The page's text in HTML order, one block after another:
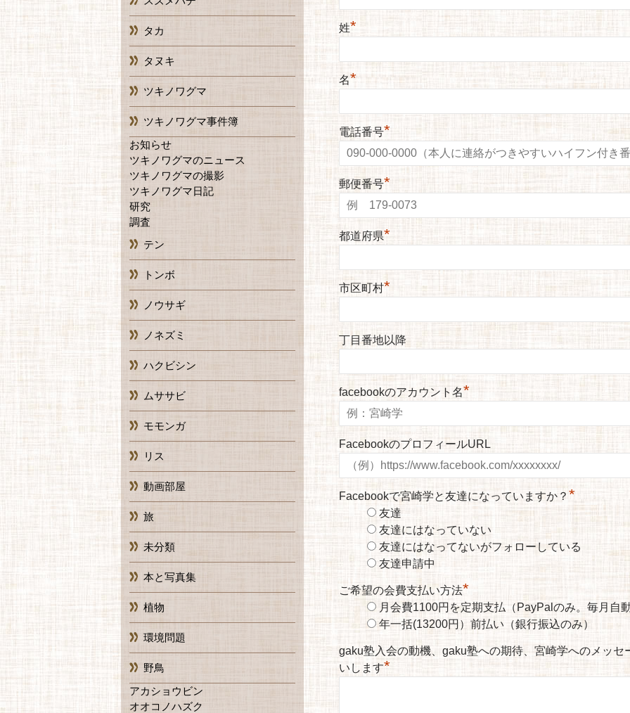
姓*
名*
電話番号*
郵便番号*
都道府県*
市区町村*
丁目番地以降
facebookのアカウント名*
FacebookのプロフィールURL
Facebookで宮崎学と友達になっていますか？ *
友達
友達にはなっていない
友達にはなってないがフォローしている
友達申請中
ご希望の会費支払い方法*
月会費1100円を定期支払（PayPalのみ。毎月自
年一括(13200円）前払い（銀行振込のみ）
gaku塾入会の動機、gaku塾への期待、宮崎学へのメッセ
いします*
タカ
タヌキ
ツキノワグマ
ツキノワグマ事件簿
お知らせ
ツキノワグマのニュース
ツキノワグマの撮影
ツキノワグマ日記
研究
調査
テン
トンボ
ノウサギ
ノネズミ
ハクビシン
ムササビ
モモンガ
リス
動画部屋
旅
未分類
本と写真集
植物
環境問題
野鳥
アカショウビン
オオコノハズク